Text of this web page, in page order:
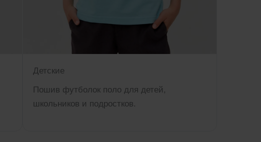
Детские
Пошив футболок поло для детей,
школьников и подростков.